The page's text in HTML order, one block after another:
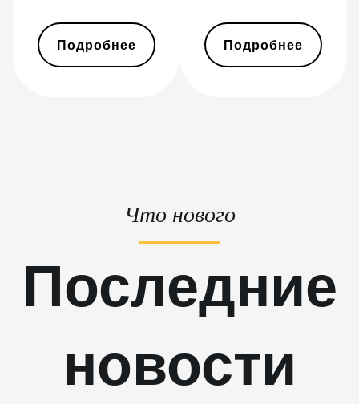
BITMAIN AntMiner S21j XP
Hyd (495Th/s)
BITMAIN AntMiner T17+
BITMAIN AntMiner T9+
BITMAIN AntMiner Z11
Подробнее Подробнее
Что нового
Последние
новости